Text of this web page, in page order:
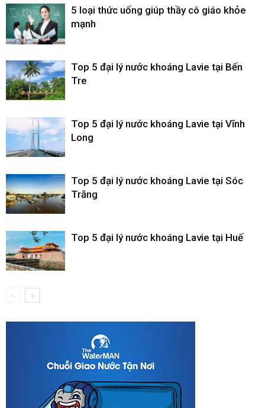
5 loại thức uống giúp thầy cô giáo khỏe
mạnh
Top 5 đại lý nước khoáng Lavie tại Bến
Tre
Top 5 đại lý nước khoáng Lavie tại Vĩnh
Long
Top 5 đại lý nước khoáng Lavie tại Sóc
Trăng
Top 5 đại lý nước khoáng Lavie tại Huế